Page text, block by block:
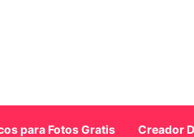
para Fotos Gratis Creador